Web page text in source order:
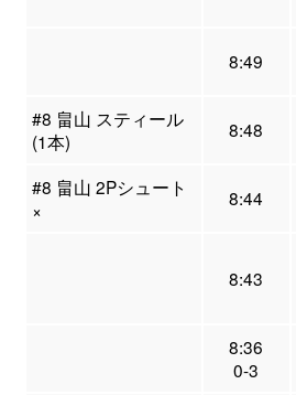
8:49
#8 畠山 スティール
(1本)
8:48
#8 畠山 2Pシュート
×
8:44
8:43
8:36
0-3